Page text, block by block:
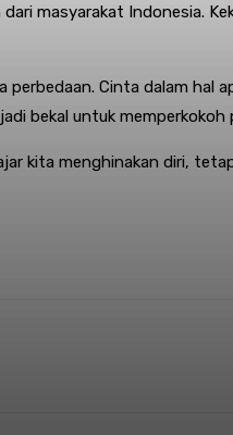
masyarakat Indonesia.
Cinta dalam hal
bekal untuk memperkokoh
kita menghinakan diri,